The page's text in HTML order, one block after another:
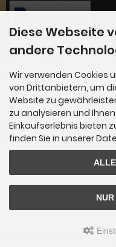
''Ihre Bestellung können Sie bei uns per
l bietet Ihnen auch die Möglichkeit mit
Newsletter-Anmeldung
E-Mail-Adresse:
Brauweiler Fruchtsäfte Saftshop ©
Diese Webseite
andere
Wir verwenden Cookies
von Drittanbietern, um
Website zu
zu analysieren und
Einkaufserlebnis bieten
finden Sie in unserer